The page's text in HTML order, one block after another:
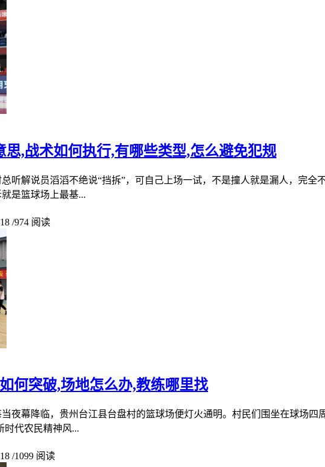
,战术如何执行,有哪些类型,怎么避免犯规
听解说员滔滔不绝说“挡拆”，可自己上场一试，不是撞人就是漏人，完
是篮球场上最基...
/974 阅读
何突破,场地怎么办,教练哪里找
夜幕降临，贵州台江县台盘村的篮球场便灯火通明。村民们围坐在球场
代农民精神风...
/1099 阅读